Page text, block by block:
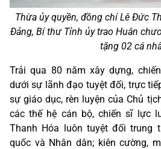
Thừa ủy quyền, đồng chí Lê Đức
Đảng, Bí thư Tỉnh ủy trao Huân
tặng 02 cá
Trải qua 80 năm xây dựng,
dưới sự lãnh đạo tuyệt đối, trực
sự giáo dục, rèn luyện của Chủ
các thế hệ cán bộ, chiến sĩ lực
Thanh Hóa luôn tuyệt đối trung
quốc và Nhân dân; kiên cường,